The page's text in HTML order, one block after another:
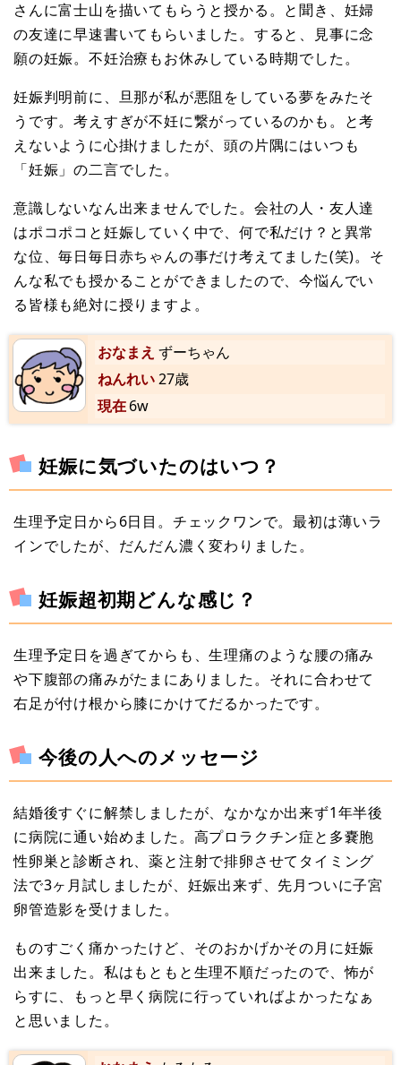
さんに富士山を描いてもらうと授かる。と聞き、妊婦
の友達に早速書いてもらいました。すると、見事に念
願の妊娠。不妊治療もお休みしている時期でした。
妊娠判明前に、旦那が私が悪阻をしている夢をみたそ
うです。考えすぎが不妊に繋がっているのかも。と考
えないように心掛けましたが、頭の片隅にはいつも
「妊娠」の二言でした。
意識しないなん出来ませんでした。会社の人・友人達
はポコポコと妊娠していく中で、何で私だけ？と異常
な位、毎日毎日赤ちゃんの事だけ考えてました(笑)。そ
んな私でも授かることができましたので、今悩んでい
る皆様も絶対に授りますよ。
おなまえ ずーちゃん
ねんれい27歳
現在6w
妊娠に気づいたのはいつ？
生理予定日から6日目。チェックワンで。最初は薄いラ
インでしたが、だんだん濃く変わりました。
妊娠超初期どんな感じ？
生理予定日を過ぎてからも、生理痛のような腰の痛み
や下腹部の痛みがたまにありました。それに合わせて
右足が付け根から膝にかけてだるかったです。
今後の人へのメッセージ
結婚後すぐに解禁しましたが、なかなか出来ず1年半後
に病院に通い始めました。高プロラクチン症と多嚢胞
性卵巣と診断され、薬と注射で排卵させてタイミング
法で3ヶ月試しましたが、妊娠出来ず、先月ついに子宮
卵管造影を受けました。
ものすごく痛かったけど、そのおかげかその月に妊娠
出来ました。私はもともと生理不順だったので、怖が
らすに、もっと早く病院に行っていればよかったなぁ
と思いました。